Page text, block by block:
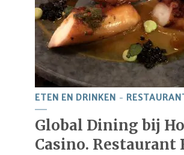
ETEN EN DRINKEN
Global Dining bij
Casino. Restaurant